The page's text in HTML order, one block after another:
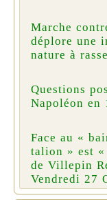
Marche
déplore une
nature à
Questions
Napoléon en
Face au «
talion » est «
de Villepin
Vendredi 27